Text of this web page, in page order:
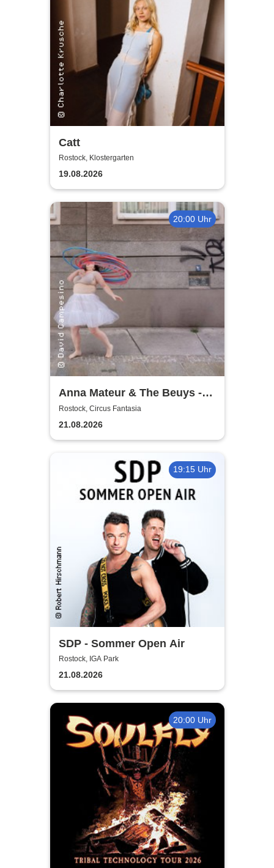
Catt
Rostock, Klostergarten
19.08.2026
20:00 Uhr
Anna Mateur & The Beuys -
Kaoshüter
Rostock, Circus Fantasia
21.08.2026
19:15 Uhr
SDP - Sommer Open Air
Rostock, IGA Park
21.08.2026
20:00 Uhr